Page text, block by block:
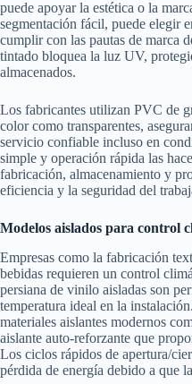
puede apoyar la estética o la
segmentación fácil, puede elegir
cumplir con las pautas de marca
tintado bloquea la luz UV,
almacenados.
Los fabricantes utilizan PVC de
color como transparentes,
servicio confiable incluso en
simple y operación rápida las
fabricación, almacenamiento y
eficiencia y la seguridad del
Modelos aislados para control
Empresas como la fabricación
bebidas requieren un control
persiana de vinilo aisladas son
temperatura ideal en la
materiales aislantes modernos
aislante auto-reforzante que
Los ciclos rápidos de apertura/
pérdida de energía debido a que